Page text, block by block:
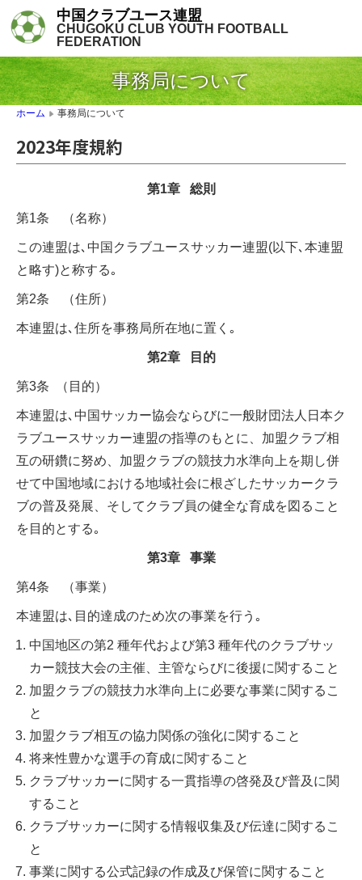
中国クラブユース連盟
CHUGOKU CLUB YOUTH FOOTBALL
FEDERATION
事務局について
ホーム ▶ 事務局について
2023年度規約
第1章 総則
第1条 （名称）
この連盟は､中国クラブユースサッカー連盟(以下､本連盟
と略す)と称する｡
第2条 （住所）
本連盟は､住所を事務局所在地に置く｡
第2章 目的
第3条 （目的）
本連盟は､中国サッカー協会ならびに一般財団法人日本ク
ラブユースサッカー連盟の指導のもとに、加盟クラブ相
互の研鑽に努め、加盟クラブの競技力水準向上を期し併
せて中国地域における地域社会に根ざしたサッカークラ
ブの普及発展、そしてクラブ員の健全な育成を図ること
を目的とする｡
第3章 事業
第4条 （事業）
本連盟は､目的達成のため次の事業を行う｡
中国地区の第2 種年代および第3 種年代のクラブサッ
カー競技大会の主催、主管ならびに後援に関すること
加盟クラブの競技力水準向上に必要な事業に関するこ
と
加盟クラブ相互の協力関係の強化に関すること
将来性豊かな選手の育成に関すること
クラブサッカーに関する一貫指導の啓発及び普及に関
すること
クラブサッカーに関する情報収集及び伝達に関するこ
と
事業に関する公式記録の作成及び保管に関すること